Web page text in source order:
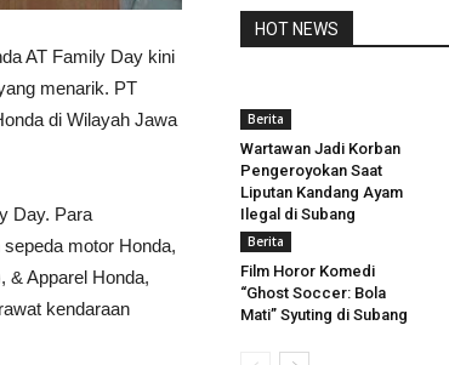
AT Family Day kini
menarik. PT
di Wilayah Jawa
Day. Para
motor Honda,
& Apparel Honda,
kendaraan
HOT NEWS
Berita
Wartawan Jadi Korban
Pengeroyokan Saat
Liputan Kandang Ayam
Ilegal di Subang
Berita
Film Horor Komedi
“Ghost Soccer: Bola
Mati” Syuting di Subang